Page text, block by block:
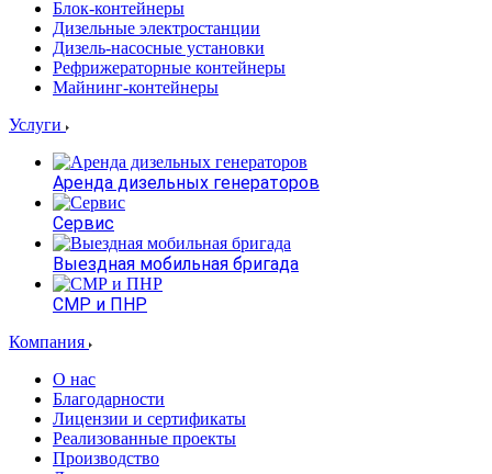
Блок-контейнеры
Дизельные электростанции
Дизель-насосные установки
Рефрижераторные контейнеры
Майнинг-контейнеры
Услуги
Аренда дизельных генераторов
Сервис
Выездная мобильная бригада
СМР и ПНР
Компания
О нас
Благодарности
Лицензии и сертификаты
Реализованные проекты
Производство